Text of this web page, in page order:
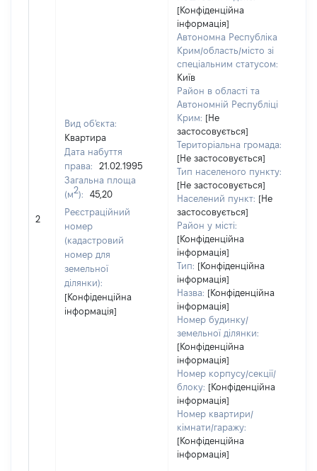
2
Вид об'єкта:
Квартира
Дата набуття
права:
21.02.1995
Загальна площа
(м2):
45,20
Реєстраційний
номер
(кадастровий
номер для
земельної
ділянки):
[Конфіденційна
інформація]
[Конфіденційна
інформація]
Автономна Республіка
Крим/область/місто зі
спеціальним статусом:
Київ
Район в області та
Автономній Республіці
Крим: [Не
застосовується]
Територіальна громада:
[Не застосовується]
Тип населеного пункту:
[Не застосовується]
Населений пункт: [Не
застосовується]
Район у місті:
[Конфіденційна
інформація]
Тип: [Конфіденційна
інформація]
Назва: [Конфіденційна
інформація]
Номер будинку/
земельної ділянки:
[Конфіденційна
інформація]
Номер корпусу/секції/
блоку: [Конфіденційна
інформація]
Номер квартири/
кімнати/гаражу:
[Конфіденційна
інформація]